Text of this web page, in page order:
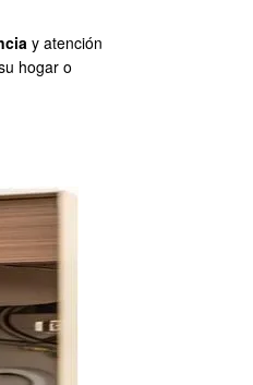
y atención
hogar o